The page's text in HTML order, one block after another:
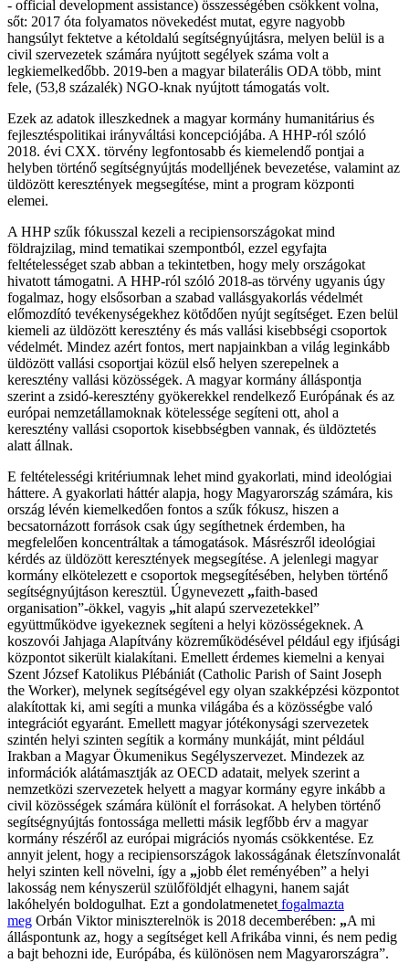
- official development assistance) összességében csökkent volna,
sőt: 2017 óta folyamatos növekedést mutat, egyre nagyobb
hangsúlyt fektetve a kétoldalú segítségnyújtásra, melyen belül is a
civil szervezetek számára nyújtott segélyek száma volt a
legkiemelkedőbb. 2019-ben a magyar bilaterális ODA több, mint
fele, (53,8 százalék) NGO-knak nyújtott támogatás volt.
Ezek az adatok illeszkednek a magyar kormány humanitárius és
fejlesztéspolitikai irányváltási koncepciójába. A HHP-ról szóló
2018. évi CXX. törvény legfontosabb és kiemelendő pontjai a
helyben történő segítségnyújtás modelljének bevezetése, valamint az
üldözött keresztények megsegítése, mint a program központi
elemei.
A HHP szűk fókusszal kezeli a recipiensországokat mind
földrajzilag, mind tematikai szempontból, ezzel egyfajta
feltételességet szab abban a tekintetben, hogy mely országokat
hivatott támogatni. A HHP-ról szóló 2018-as törvény ugyanis úgy
fogalmaz, hogy elsősorban a szabad vallásgyakorlás védelmét
előmozdító tevékenységekhez kötődően nyújt segítséget. Ezen belül
kiemeli az üldözött keresztény és más vallási kisebbségi csoportok
védelmét. Mindez azért fontos, mert napjainkban a világ leginkább
üldözött vallási csoportjai közül első helyen szerepelnek a
keresztény vallási közösségek. A magyar kormány álláspontja
szerint a zsidó-keresztény gyökerekkel rendelkező Európának és az
európai nemzetállamoknak kötelessége segíteni ott, ahol a
keresztény vallási csoportok kisebbségben vannak, és üldöztetés
alatt állnak.
E feltételességi kritériumnak lehet mind gyakorlati, mind ideológiai
háttere. A gyakorlati háttér alapja, hogy Magyarország számára, kis
ország lévén kiemelkedően fontos a szűk fókusz, hiszen a
becsatornázott források csak úgy segíthetnek érdemben, ha
megfelelően koncentráltak a támogatások. Másrészről ideológiai
kérdés az üldözött keresztények megsegítése. A jelenlegi magyar
kormány elkötelezett e csoportok megsegítésében, helyben történő
segítségnyújtáson keresztül. Úgynevezett „faith-based
organisation”-ökkel, vagyis „hit alapú szervezetekkel”
együttműködve igyekeznek segíteni a helyi közösségeknek. A
koszovói Jahjaga Alapítvány közreműködésével például egy ifjúsági
központot sikerült kialakítani. Emellett érdemes kiemelni a kenyai
Szent József Katolikus Plébániát (Catholic Parish of Saint Joseph
the Worker), melynek segítségével egy olyan szakképzési központot
alakítottak ki, ami segíti a munka világába és a közösségbe való
integrációt egyaránt. Emellett magyar jótékonysági szervezetek
szintén helyi szinten segítik a kormány munkáját, mint például
Irakban a Magyar Ökumenikus Segélyszervezet. Mindezek az
információk alátámasztják az OECD adatait, melyek szerint a
nemzetközi szervezetek helyett a magyar kormány egyre inkább a
civil közösségek számára különít el forrásokat. A helyben történő
segítségnyújtás fontossága melletti másik legfőbb érv a magyar
kormány részéről az európai migrációs nyomás csökkentése. Ez
annyit jelent, hogy a recipiensországok lakosságának életszínvonalát
helyi szinten kell növelni, így a „jobb élet reményében” a helyi
lakosság nem kényszerül szülőföldjét elhagyni, hanem saját
lakóhelyén boldogulhat. Ezt a gondolatmenetet fogalmazta
meg Orbán Viktor miniszterelnök is 2018 decemberében: „A mi
álláspontunk az, hogy a segítséget kell Afrikába vinni, és nem pedig
a bajt behozni ide, Európába, és különösen nem Magyarországra”.